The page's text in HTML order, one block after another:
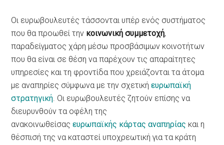
Οι ευρωβουλευτές τάσσονται υπέρ ενός συστήματος
που θα προωθεί την κοινωνική συμμετοχή,
παραδείγματος χάρη μέσω προσβάσιμων κοινοτήτων
που θα είναι σε θέση να παρέχουν τις απαραίτητες
υπηρεσίες και τη φροντίδα που χρειάζονται τα άτομα
με αναπηρίες σύμφωνα με την σχετικήευρωπαϊκή
στρατηγική. Οι ευρωβουλευτές ζητούν επίσης να
διευρυνθούν τα οφέλη της
ανακοινωθείσαςευρωπαϊκής κάρτας αναπηρίας και η
θέσπισή της να καταστεί υποχρεωτική για τα κράτη